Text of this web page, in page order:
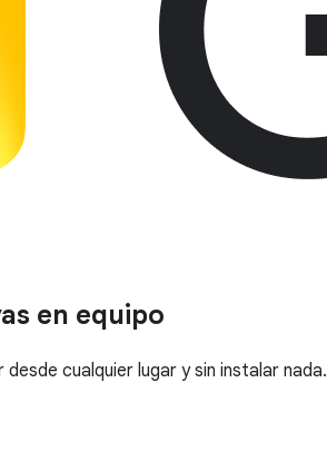
en equipo
cualquier lugar y sin instalar nada.